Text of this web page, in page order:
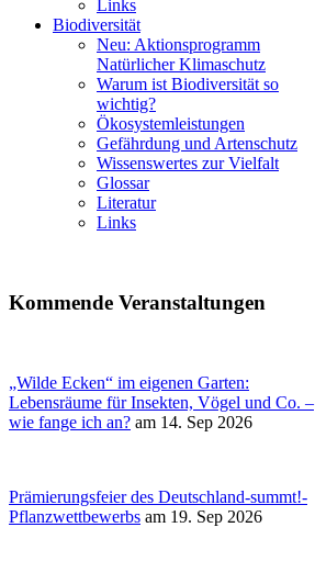
Links
Biodiversität
Neu: Aktionsprogramm
Natürlicher Klimaschutz
Warum ist Biodiversität so
wichtig?
Ökosystemleistungen
Gefährdung und Artenschutz
Wissenswertes zur Vielfalt
Glossar
Literatur
Links
Kommende Veranstaltungen
„Wilde Ecken“ im eigenen Garten:
Lebensräume für Insekten, Vögel und Co. –
wie fange ich an? am 14. Sep 2026
Prämierungsfeier des Deutschland-summt!-
Pflanzwettbewerbs am 19. Sep 2026